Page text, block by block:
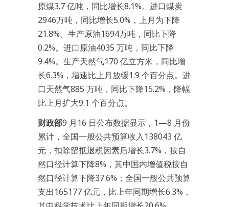
原煤3.7 亿吨，同比增长8.1%。进口煤炭
2946万吨，同比增长5.0%，上月为下降
21.8%。生产原油1694万吨，同比下降
0.2%。进口原油4035 万吨，同比下降
9.4%。生产天然气170 亿立方米，同比增
长6.3%，增速比上月放缓1.9 个百分点。进
口天然气885 万吨，同比下降15.2%，降幅
比上月扩大9.1 个百分点。
财政部9 月16 日公布数据显示，1—8 月份
累计，全国一般公共预算收入138043 亿
元，扣除留抵退税因素后增长3.7%，按自
然口径计算下降8%，其中国内增值税按自
然口径计算下降37.6%；全国一般公共预算
支出165177 亿元，比上年同期增长6.3%，